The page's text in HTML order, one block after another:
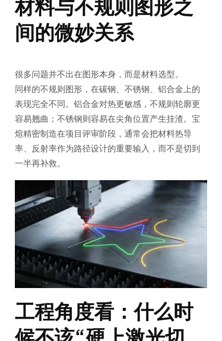
材料与不规则图形之
间的微妙关系
很多问题并不出在图形本身，而是材料选型。
同样的不规则图形，在碳钢、不锈钢、铝合金上的
表现完全不同。铝合金对热更敏感，不规则轮廓更
容易翘曲；不锈钢则容易在尖角位置产生挂渣。宝
煊精密制造在项目评审阶段，通常会把材料热导
率、反射率作为路径设计的重要输入，而不是切到
一半再补救。
工程角度看：什么时